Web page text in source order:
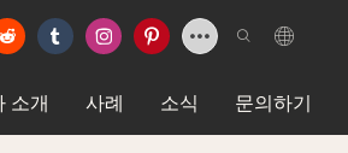
소개 사례 소식 문의하기